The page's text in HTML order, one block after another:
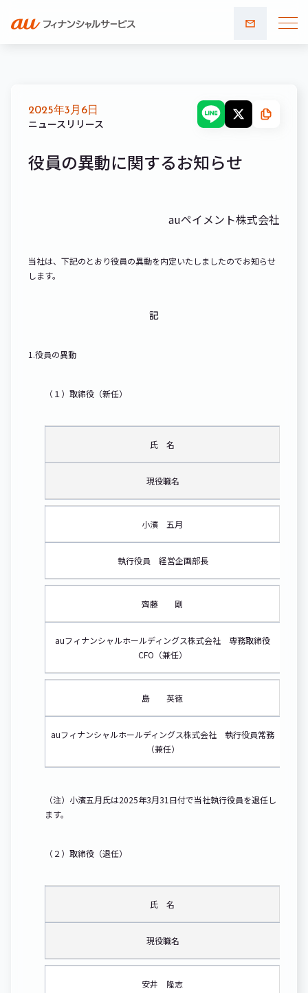
合わせ
2025年3月6日
ニュースリリース
役員の異動に関するお知らせ
auペイメント株式会社
当社は、下記のとおり役員の異動を内定いたしましたのでお知らせ
します。
記
1.役員の異動
（１）取締役（新任）
氏 名
現役職名
小濱 五月
執行役員 経営企画部長
齊藤 剛
auフィナンシャルホールディングス株式会社 専務取締役
CFO（兼任）
島 英徳
auフィナンシャルホールディングス株式会社 執行役員常務
（兼任）
（注）小濱五月氏は2025年3月31日付で当社執行役員を退任し
ます。
（２）取締役（退任）
氏 名
現役職名
安井 隆志